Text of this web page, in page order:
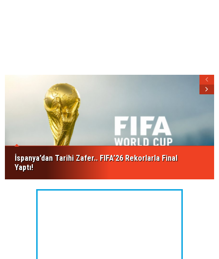
İspanya’dan Tarihi Zafer.. FIFA’26 Rekorlarla Final
Yaptı!